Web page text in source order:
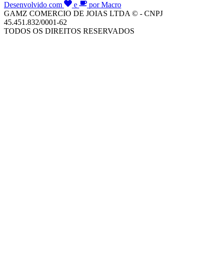
Desenvolvido com e
por Macro
GAMZ COMERCIO DE JOIAS LTDA © - CNPJ
45.451.832/0001-62
TODOS OS DIREITOS RESERVADOS